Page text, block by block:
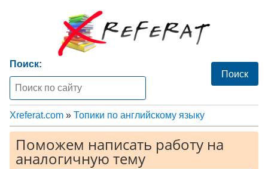
Поиск:
Xreferat.com » Топики по английскому языку
Поможем написать работу на
аналогичную тему